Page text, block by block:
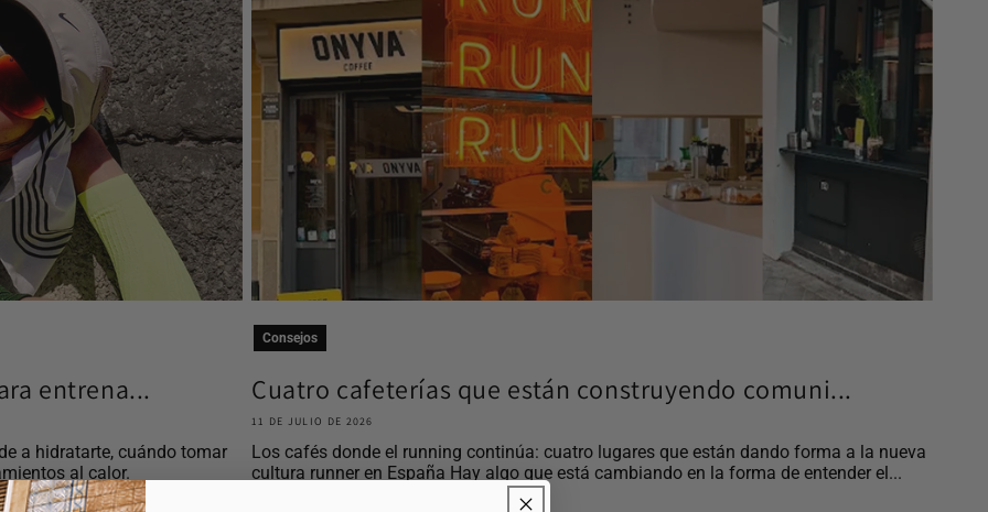
entrena...
a hidratarte, cuándo tomar
al calor.
Consejos
Cuatro cafeterías que están construyendo comuni...
11 DE JULIO DE 2026
Los cafés donde el running continúa: cuatro lugares que están dando forma a la nueva
cultura runner en España Hay algo que está cambiando en la forma de entender el...